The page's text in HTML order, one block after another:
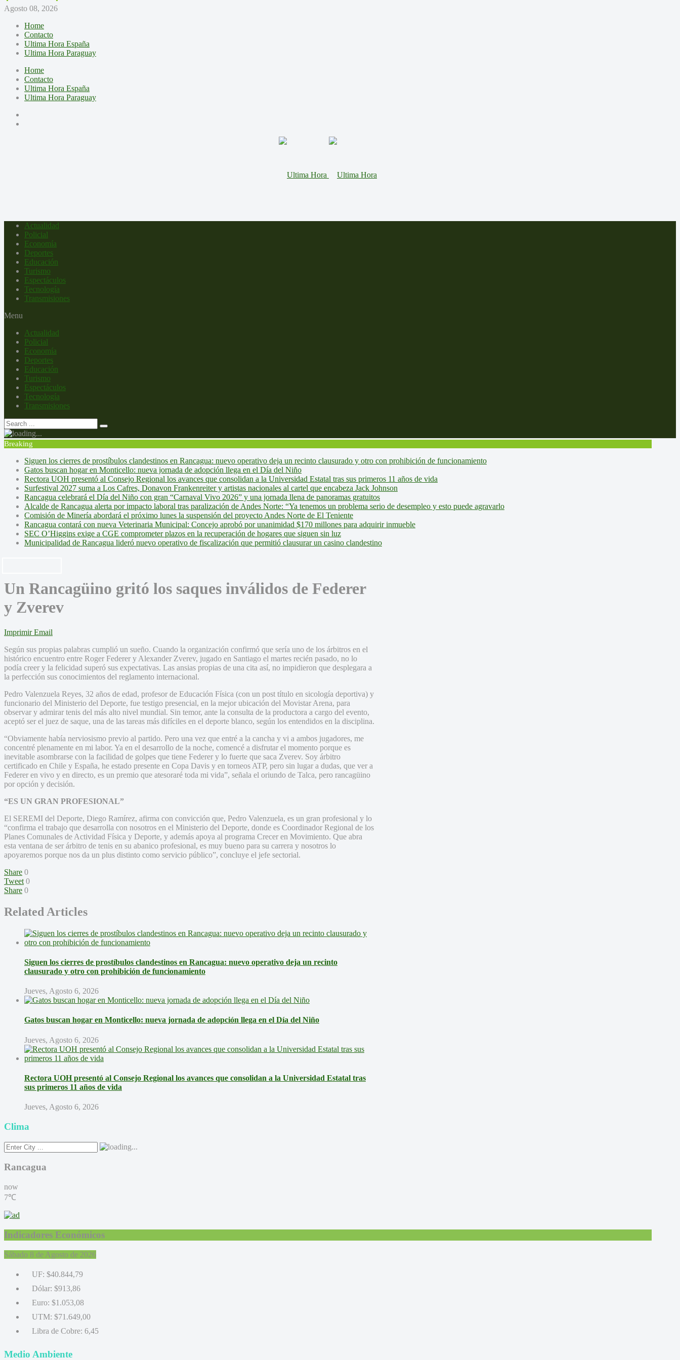
Agosto 08, 2026
Home
Contacto
Ultima Hora España
Ultima Hora Paraguay
Home
Contacto
Ultima Hora España
Ultima Hora Paraguay
Actualidad
Policial
Economía
Deportes
Educación
Turismo
Espectáculos
Tecnología
Transmisiones
Menu
Actualidad
Policial
Economía
Deportes
Educación
Turismo
Espectáculos
Tecnología
Transmisiones
Breaking
Siguen los cierres de prostíbulos clandestinos en Rancagua: nuevo operativo deja un recinto clausurado y otro con prohibición de funcionamiento
Gatos buscan hogar en Monticello: nueva jornada de adopción llega en el Día del Niño
Rectora UOH presentó al Consejo Regional los avances que consolidan a la Universidad Estatal tras sus primeros 11 años de vida
Surfestival 2027 suma a Los Cafres, Donavon Frankenreiter y artistas nacionales al cartel que encabeza Jack Johnson
Rancagua celebrará el Día del Niño con gran “Carnaval Vivo 2026” y una jornada llena de panoramas gratuitos
Alcalde de Rancagua alerta por impacto laboral tras paralización de Andes Norte: “Ya tenemos un problema serio de desempleo y esto puede agravarlo
Comisión de Minería abordará el próximo lunes la suspensión del proyecto Andes Norte de El Teniente
Rancagua contará con nueva Veterinaria Municipal: Concejo aprobó por unanimidad $170 millones para adquirir inmueble
SEC O’Higgins exige a CGE comprometer plazos en la recuperación de hogares que siguen sin luz
Municipalidad de Rancagua lideró nuevo operativo de fiscalización que permitió clausurar un casino clandestino
Un Rancagüino gritó los saques inválidos de Federer
y Zverev
Imprimir Email
Según sus propias palabras cumplió un sueño. Cuando la organización confirmó que sería uno de los árbitros en el
histórico encuentro entre Roger Federer y Alexander Zverev, jugado en Santiago el martes recién pasado, no lo
podía creer y la felicidad superó sus expectativas. Las ansias propias de una cita así, no impidieron que desplegara a
la perfección sus conocimientos del reglamento internacional.
Pedro Valenzuela Reyes, 32 años de edad, profesor de Educación Física (con un post título en sicología deportiva) y
funcionario del Ministerio del Deporte, fue testigo presencial, en la mejor ubicación del Movistar Arena, para
observar y admirar tenis del más alto nivel mundial. Sin temor, ante la consulta de la productora a cargo del evento,
aceptó ser el juez de saque, una de las tareas más difíciles en el deporte blanco, según los entendidos en la disciplina.
“Obviamente había nerviosismo previo al partido. Pero una vez que entré a la cancha y vi a ambos jugadores, me
concentré plenamente en mi labor. Ya en el desarrollo de la noche, comencé a disfrutar el momento porque es
inevitable asombrarse con la facilidad de golpes que tiene Federer y lo fuerte que saca Zverev. Soy árbitro
certificado en Chile y España, he estado presente en Copa Davis y en torneos ATP, pero sin lugar a dudas, que ver a
Federer en vivo y en directo, es un premio que atesoraré toda mi vida”, señala el oriundo de Talca, pero rancagüino
por opción y decisión.
“ES UN GRAN PROFESIONAL”
El SEREMI del Deporte, Diego Ramírez, afirma con convicción que, Pedro Valenzuela, es un gran profesional y lo
“confirma el trabajo que desarrolla con nosotros en el Ministerio del Deporte, donde es Coordinador Regional de los
Planes Comunales de Actividad Física y Deporte, y además apoya al programa Crecer en Movimiento. Que abra
esta ventana de ser árbitro de tenis en su abanico profesional, es muy bueno para su carrera y nosotros lo
apoyaremos porque nos da un plus distinto como servicio público”, concluye el jefe sectorial.
Share 0
Tweet 0
Share 0
Related Articles
Siguen los cierres de prostíbulos clandestinos en Rancagua: nuevo operativo deja un recinto
clausurado y otro con prohibición de funcionamiento
Jueves, Agosto 6, 2026
Gatos buscan hogar en Monticello: nueva jornada de adopción llega en el Día del Niño
Jueves, Agosto 6, 2026
Rectora UOH presentó al Consejo Regional los avances que consolidan a la Universidad Estatal tras
sus primeros 11 años de vida
Jueves, Agosto 6, 2026
Clima
Rancagua
now
7℃
Indicadores Económicos
Sábado 8 de Agosto de 2026
UF: $40.844,79
Dólar: $913,86
Euro: $1.053,08
UTM: $71.649,00
Libra de Cobre: 6,45
Medio Ambiente